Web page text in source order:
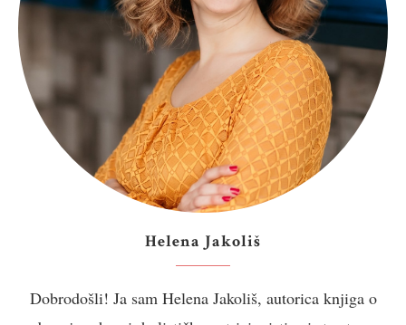
Helena Jakoliš
Dobrodošli! Ja sam Helena Jakoliš, autorica knjiga o